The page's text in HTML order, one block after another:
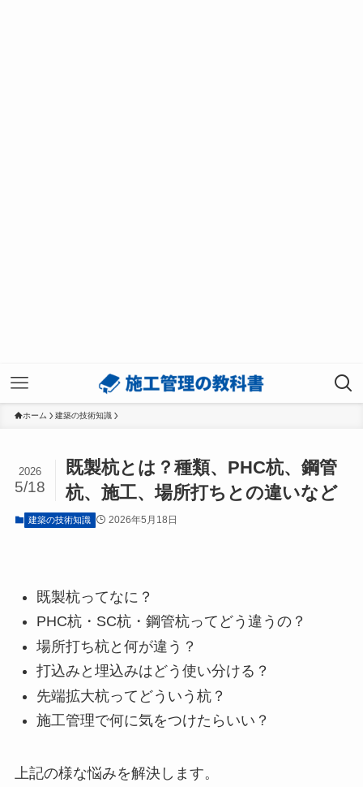
ホーム 建築の技術知識
既製杭とは？種類、PHC杭、鋼管
杭、施工、場所打ちとの違いなど
2026
5/18
建築の技術知識 2026年5月18日
既製杭ってなに？
PHC杭・SC杭・鋼管杭ってどう違うの？
場所打ち杭と何が違う？
打込みと埋込みはどう使い分ける？
先端拡大杭ってどういう杭？
施工管理で何に気をつけたらいい？
上記の様な悩みを解決します。